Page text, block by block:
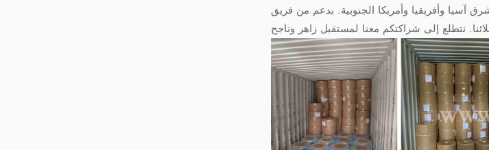
آسيا وأفريقيا وأمريكا الجنوبية. بدعم من فريق